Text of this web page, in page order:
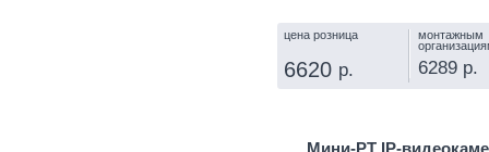
цена розница
6620 р.
монтажным
6289 р.
Мини-PT IP-